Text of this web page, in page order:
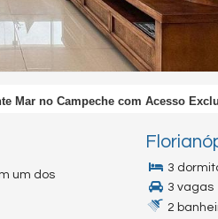
Mar no Campeche com Acesso
um dos
3
3 vagas
2